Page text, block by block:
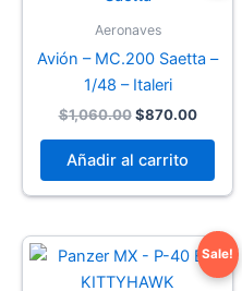
Aeronaves
Avión – MC.200 Saetta –
1/48 – Italeri
$1,060.00 Original
$1,060.00.
$870.00Current
Añadir al carrito
Sale!